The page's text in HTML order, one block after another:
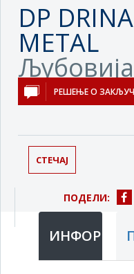
DP DRINA
METAL
Љубовија
РЕШЕЊЕ О
СТЕЧАЈ
ПОДЕЛИ: